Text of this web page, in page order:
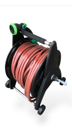
hiệu quả, tiết